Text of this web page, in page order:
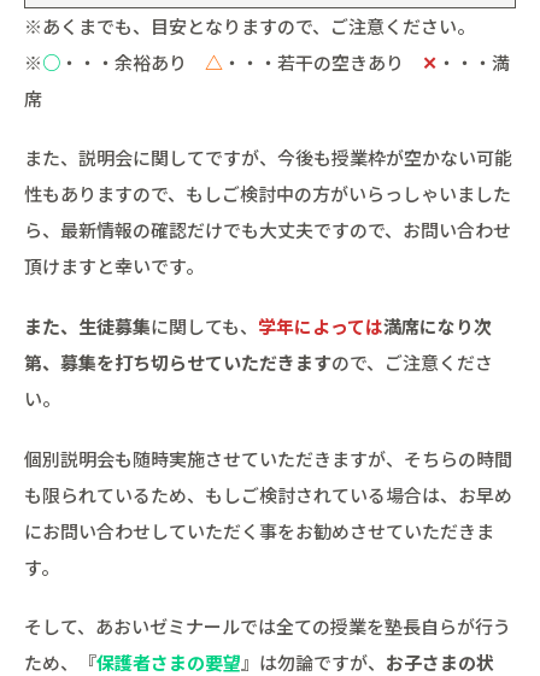
※あくまでも、目安となりますので、ご注意ください。
※○ ・・・余裕あり △ ・・・若干の空きあり ✕ ・・・満
席
また、説明会に関してですが、今後も授業枠が空かない可能
性もありますので、もしご検討中の方がいらっしゃいました
ら、最新情報の確認だけでも大丈夫ですので、お問い合わせ
頂けますと幸いです。
また、生徒募集に関しても、 学年によっては満席になり次
第、募集を打ち切らせていただきますので、ご注意くださ
い。
個別説明会も随時実施させていただきますが、そちらの時間
も限られているため、もしご検討されている場合は、お早め
にお問い合わせしていただく事をお勧めさせていただきま
す。
そして、あおいゼミナールでは全ての授業を塾長自らが行う
ため、『保護者さまの要望』は勿論ですが、 お子さまの状